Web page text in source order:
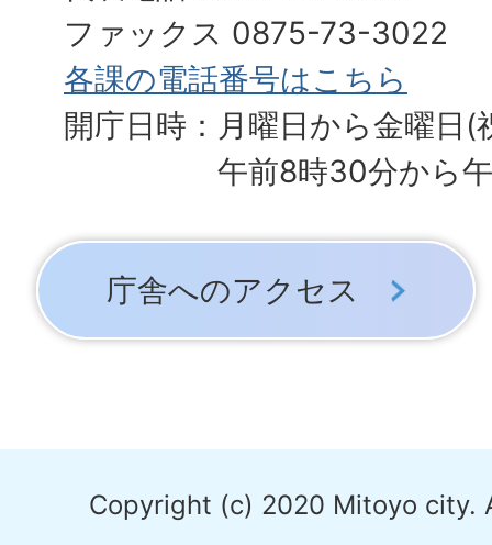
ファックス 0875-73-3022
各課の電話番号はこちら
開庁日時：月曜日から金曜日(
午前8時30分から
庁舎へのアクセス
Copyright (c) 2020 Mitoyo city.